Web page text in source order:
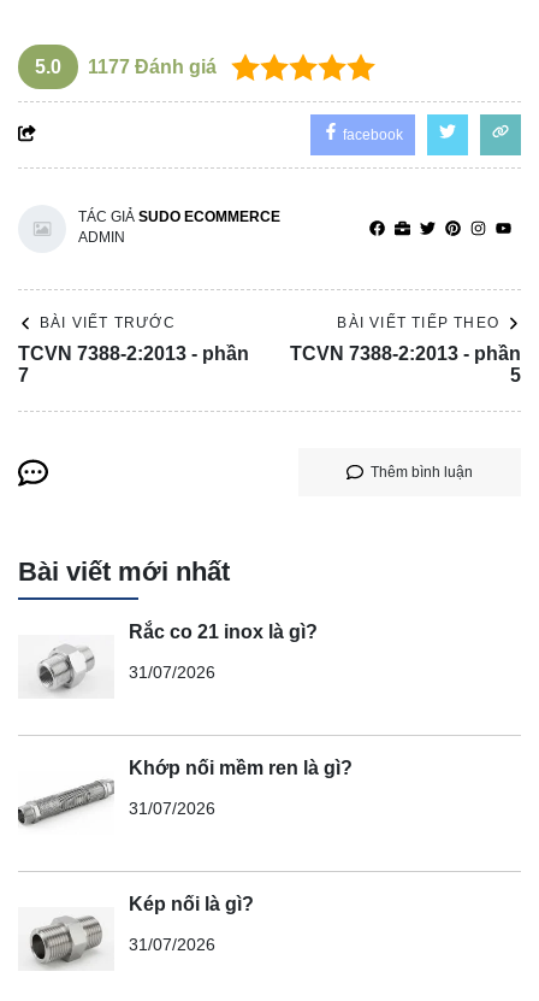
5.0 1177 Đánh giá
facebook
TÁC GIẢ SUDO ECOMMERCE
ADMIN
BÀI VIẾT TRƯỚC
TCVN 7388-2:2013 - phần
7
BÀI VIẾT TIẾP THEO
TCVN 7388-2:2013 - phần
5
Thêm bình luận
Bài viết mới nhất
Rắc co 21 inox là gì?
31/07/2026
Khớp nối mềm ren là gì?
31/07/2026
Kép nối là gì?
31/07/2026